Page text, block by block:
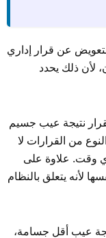
عن قرار إداري
لأن ذلك يحدد
نتيجة عيب جسيم
من القرارات لا
وقت. علاوة على
لأنه يتعلق بالنظام
عيب أقل جسامة،